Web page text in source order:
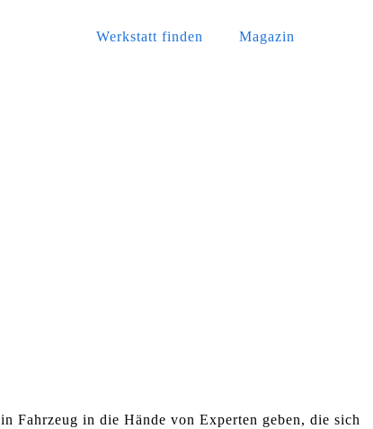
Werkstatt finden Magazin
Fahrzeug in die Hände von Experten geben, die sich